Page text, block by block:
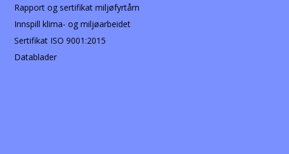
Rapport og sertifikat miljøfyrtårn
Innspill klima- og miljøarbeidet
Sertifikat ISO 9001:2015
Datablader